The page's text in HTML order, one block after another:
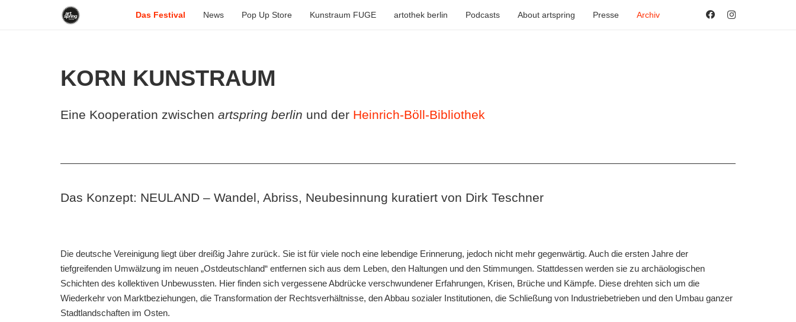
Das Festival News Pop Up Store Kunstraum FUGE artothek berlin Podcasts About artspring Presse Archiv
KORN KUNSTRAUM
Eine Kooperation zwischen artspring berlin und der Heinrich-Böll-Bibliothek
Das Konzept: NEULAND – Wandel, Abriss, Neubesinnung kuratiert von Dirk Teschner
Die deutsche Vereinigung liegt über dreißig Jahre zurück. Sie ist für viele noch eine lebendige Erinnerung, jedoch nicht mehr gegenwärtig. Auch die ersten Jahre der
tiefgreifenden Umwälzung im neuen „Ostdeutschland“ entfernen sich aus dem Leben, den Haltungen und den Stimmungen. Stattdessen werden sie zu archäologischen
Schichten des kollektiven Unbewussten. Hier finden sich vergessene Abdrücke verschwundener Erfahrungen, Krisen, Brüche und Kämpfe. Diese drehten sich um die
Wiederkehr von Marktbeziehungen, die Transformation der Rechtsverhältnisse, den Abbau sozialer Institutionen, die Schließung von Industriebetrieben und den Umbau ganzer
Stadtlandschaften im Osten.